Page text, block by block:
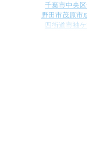
千葉市中央区
野田市茂原市
四街道市袖